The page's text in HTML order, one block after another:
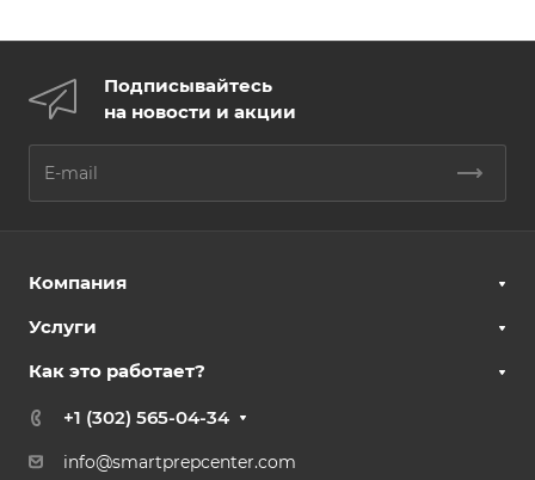
Подписывайтесь
на новости и акции
Компания
Услуги
Как это работает?
+1 (302) 565-04-34
info@smartprepcenter.com